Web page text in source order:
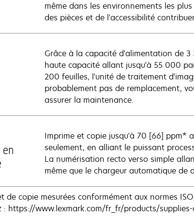
même dans les environnements les
des pièces et de l'accessibilité
Grâce à la capacité d'alimentation de
haute capacité allant jusqu'à 55 000
200 feuilles, l'unité de traitement
probablement pas de remplacement,
assurer la maintenance.
Imprime et copie jusqu'à 70 [66] ppm*
seulement, en alliant le puissant
La numérisation recto verso simple
même que le chargeur automatique
de copie mesurées conformément aux normes
https://www.lexmark.com/fr_fr/products/